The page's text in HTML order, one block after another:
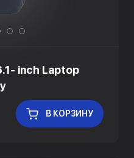
inch Laptop
В КОРЗИНУ